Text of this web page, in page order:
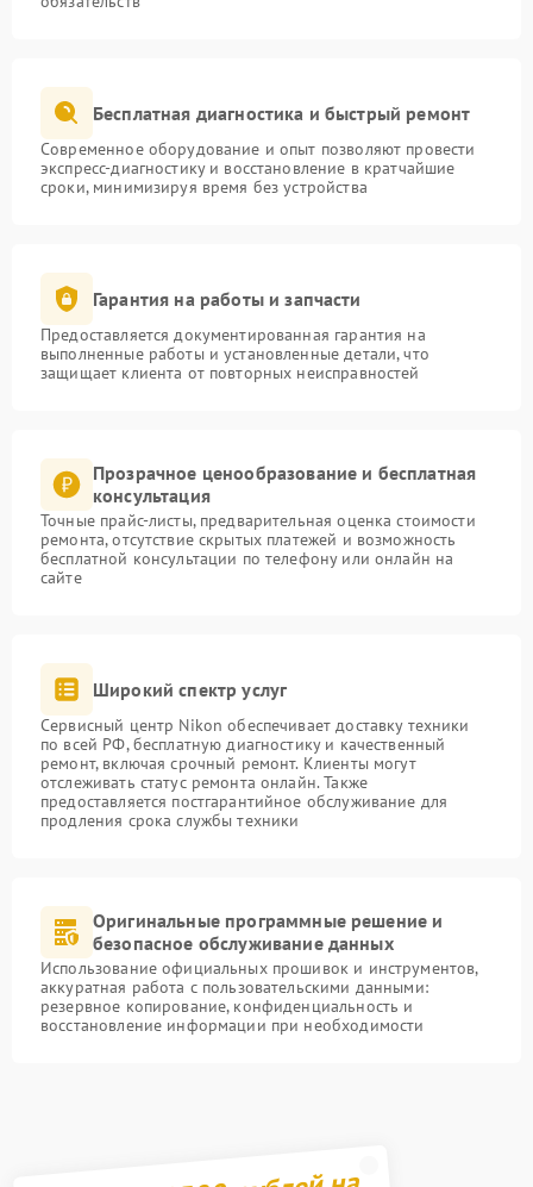
Бесплатная диагностика и быстрый ремонт
Современное оборудование и опыт позволяют провести
экспресс-диагностику и восстановление в кратчайшие
сроки, минимизируя время без устройства
Гарантия на работы и запчасти
Предоставляется документированная гарантия на
выполненные работы и установленные детали, что
защищает клиента от повторных неисправностей
Прозрачное ценообразование и бесплатная
консультация
Точные прайс-листы, предварительная оценка стоимости
ремонта, отсутствие скрытых платежей и возможность
бесплатной консультации по телефону или онлайн на
сайте
Широкий спектр услуг
Сервисный центр Nikon обеспечивает доставку техники
по всей РФ, бесплатную диагностику и качественный
ремонт, включая срочный ремонт. Клиенты могут
отслеживать статус ремонта онлайн. Также
предоставляется постгарантийное обслуживание для
продления срока службы техники
Оригинальные программные решение и
безопасное обслуживание данных
Использование официальных прошивок и инструментов,
аккуратная работа с пользовательскими данными:
резервное копирование, конфиденциальность и
восстановление информации при необходимости